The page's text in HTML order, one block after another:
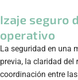
Izaje seguro
operativo
La seguridad en una
previa, la claridad del
coordinación entre